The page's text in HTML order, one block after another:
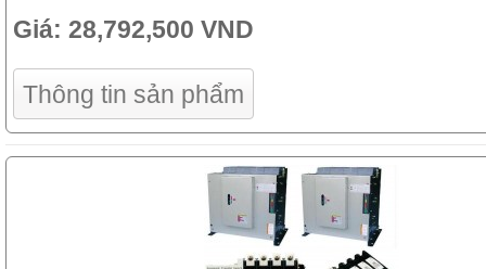
Giá: 28,792,500 VND
Thông tin sản phẩm